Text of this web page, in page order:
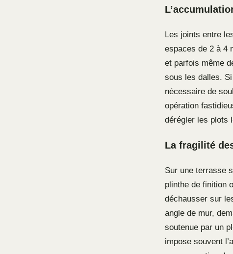
Les joints entre
espaces de 2 à 4
et parfois même
sous les dalles.
nécessaire de
opération
dérégler les plots
La fragilité
Sur une terrasse
plinthe de finition
déchausser sur
angle de mur,
soutenue par un
impose souvent